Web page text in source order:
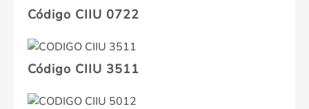
Código CIIU 0722
Código CIIU 3511